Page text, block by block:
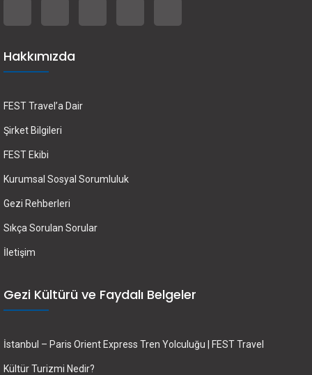
Hakkımızda
FEST Travel’a Dair
Şirket Bilgileri
FEST Ekibi
Kurumsal Sosyal Sorumluluk
Gezi Rehberleri
Sıkça Sorulan Sorular
İletişim
Gezi Kültürü ve Faydalı Belgeler
İstanbul – Paris Orient Express Tren Yolculuğu | FEST Travel
Kültür Turizmi Nedir?